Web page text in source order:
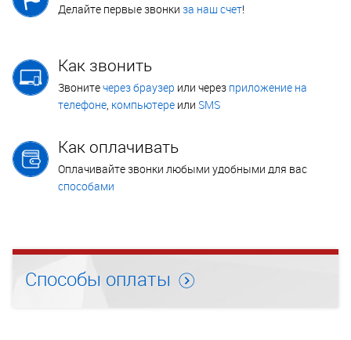
Делайте первые звонки за наш счет!
Как звонить
Звонитечерез браузер или через приложение на
телефоне компьютере или SMS
Как оплачивать
Оплачивайте звонки любыми удобными для вас
способами
Способы оплаты